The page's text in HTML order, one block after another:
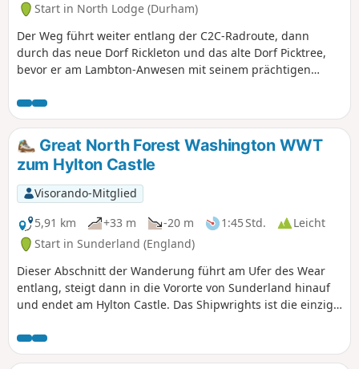
Start in North Lodge (Durham)
Der Weg führt weiter entlang der C2C-Radroute, dann
durch das neue Dorf Rickleton und das alte Dorf Picktree,
bevor er am Lambton-Anwesen mit seinem prächtigen
Lumley Castle am Ufer des Wear schlängelt.
Great North Forest Washington WWT
zum Hylton Castle
Visorando-Mitglied
5,91 km
+33 m -20 m 1:45 Std.
Leicht
Start in Sunderland (England)
Dieser Abschnitt der Wanderung führt am Ufer des Wear
entlang, steigt dann in die Vororte von Sunderland hinauf
und endet am Hylton Castle. Das Shipwrights ist die einzige
Lane die einzige Erinnerung daran, dass es hier einst eine
Fähre gab.